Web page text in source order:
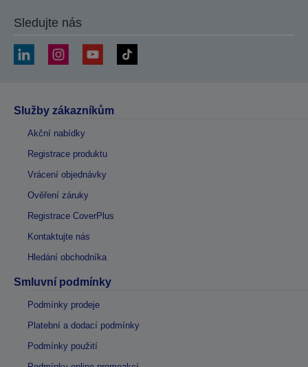
Sledujte nás
Služby zákazníkům
Akční nabídky
Registrace produktu
Vrácení objednávky
Ověření záruky
Registrace CoverPlus
Kontaktujte nás
Hledání obchodníka
Smluvní podmínky
Podmínky prodeje
Platební a dodací podmínky
Podmínky použití